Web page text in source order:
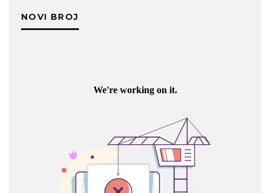
NOVI BROJ